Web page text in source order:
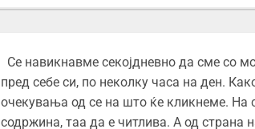
Се навикнавме секојдневно да сме со
пред себе си, по неколку часа на ден.
очекувања од се на што ќе кликнеме. На
содржина, таа да е читлива. А од страна